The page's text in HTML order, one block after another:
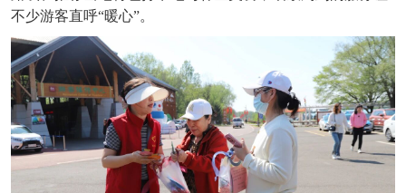
不少游客直呼“暖心”。